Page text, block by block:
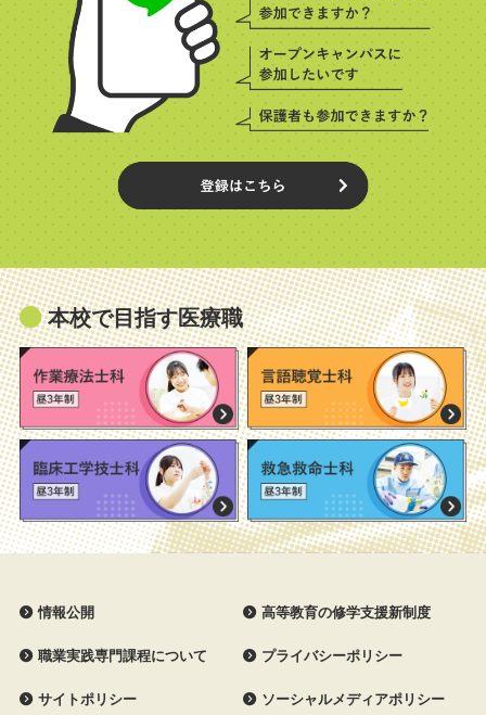
本校で目指す医療職
情報公開 高等教育の修学支援新制度
職業実践専門課程について プライバシーポリシー
サイトポリシー ソーシャルメディアポリシー